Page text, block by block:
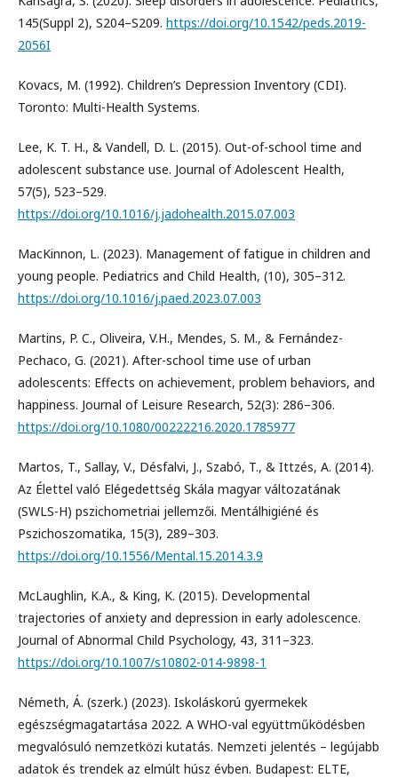
145(Suppl 2), S204–S209. https://doi.org/10.1542/peds.2019-
2056I
Kovacs, M. (1992). Children’s Depression Inventory (CDI).
Toronto: Multi-Health Systems.
Lee, K. T. H., & Vandell, D. L. (2015). Out-of-school time and
adolescent substance use. Journal of Adolescent Health,
57(5), 523–529.
https://doi.org/10.1016/j.jadohealth.2015.07.003
MacKinnon, L. (2023). Management of fatigue in children and
young people. Pediatrics and Child Health, (10), 305–312.
https://doi.org/10.1016/j.paed.2023.07.003
Martins, P. C., Oliveira, V.H., Mendes, S. M., & Fernández-
Pechaco, G. (2021). After-school time use of urban
adolescents: Effects on achievement, problem behaviors, and
happiness. Journal of Leisure Research, 52(3): 286–306.
https://doi.org/10.1080/00222216.2020.1785977
Martos, T., Sallay, V., Désfalvi, J., Szabó, T., & Ittzés, A. (2014).
Az Élettel való Elégedettség Skála magyar változatának
(SWLS-H) pszichometriai jellemzői. Mentálhigiéné és
Pszichoszomatika, 15(3), 289–303.
https://doi.org/10.1556/Mental.15.2014.3.9
McLaughlin, K.A., & King, K. (2015). Developmental
trajectories of anxiety and depression in early adolescence.
Journal of Abnormal Child Psychology, 43, 311–323.
https://doi.org/10.1007/s10802-014-9898-1
Németh, Á. (szerk.) (2023). Iskoláskorú gyermekek
egészségmagatartása 2022. A WHO-val együttműködésben
megvalósuló nemzetközi kutatás. Nemzeti jelentés – legújabb
adatok és trendek az elmúlt húsz évben. Budapest: ELTE,